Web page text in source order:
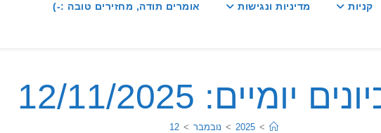
קניות מדיניות ונגישות אומרים תודה, מחזירים טובה :-)
יומיים: 12/11/2025
>
2025
> נובמבר >
12